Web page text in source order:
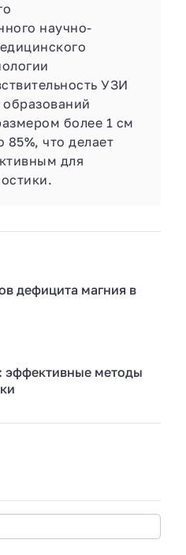
научно-
УЗИ
более 1 см
85%, что делает
для
дефицита магния в
эффективные методы